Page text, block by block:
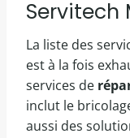
Servitech
La liste des
est à la fois
services de
inclut le
aussi des